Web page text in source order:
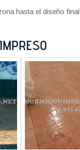
hasta el diseño